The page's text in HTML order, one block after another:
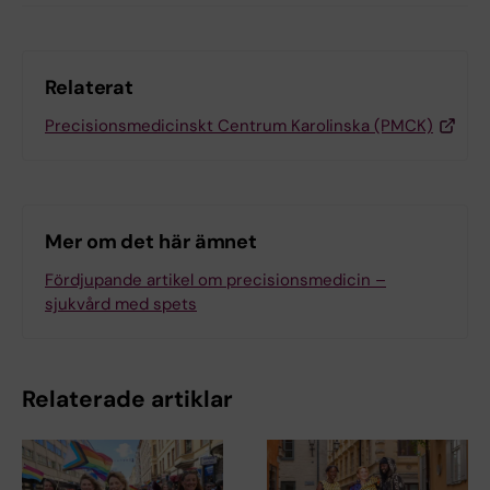
Relaterat
Precisionsmedicinskt Centrum Karolinska (PMCK)
Mer om det här ämnet
Fördjupande artikel om precisionsmedicin –
sjukvård med spets
Relaterade artiklar